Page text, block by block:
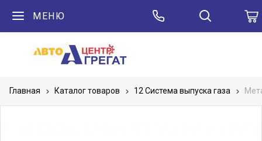
МЕНЮ
Главная Каталог товаров 12 Система выпуска газа